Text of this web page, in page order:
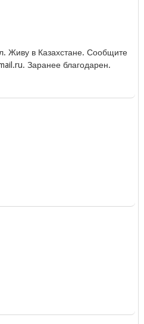
Живу в Казахстане. Сообщите
Заранее благодарен.